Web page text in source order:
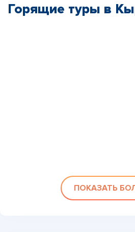
Горящие туры в
ПОКАЗАТЬ